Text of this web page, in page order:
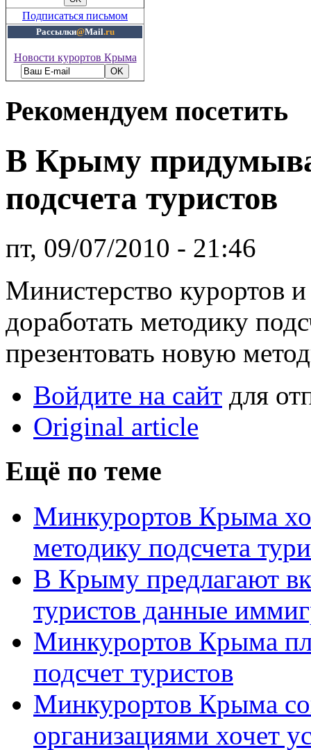
Подписаться письмом
Рассылки@Mail.ru
Новости курортов Крыма
Рекомендуем посетить
В Крыму
подсчета туристов
пт, 09/07/2010 - 21:46
Министерство курортов
доработать методику
презентовать новую
Войдите на сайт для
Original article
Ещё по теме
Минкурортов Крыма
методику подсчета
В Крыму предлагают
туристов данные
Минкурортов Крыма
подсчет туристов
Минкурортов Крыма
организациями хочет